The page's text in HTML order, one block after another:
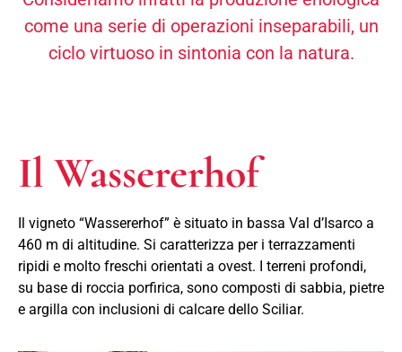
come una serie di operazioni inseparabili, un
ciclo virtuoso in sintonia con la natura.
Il Wassererhof
Il vigneto “Wassererhof” è situato in bassa Val d’Isarco a
460 m di altitudine. Si caratterizza per i terrazzamenti
ripidi e molto freschi orientati a ovest. I terreni profondi,
su base di roccia porfirica, sono composti di sabbia, pietre
e argilla con inclusioni di calcare dello Sciliar.